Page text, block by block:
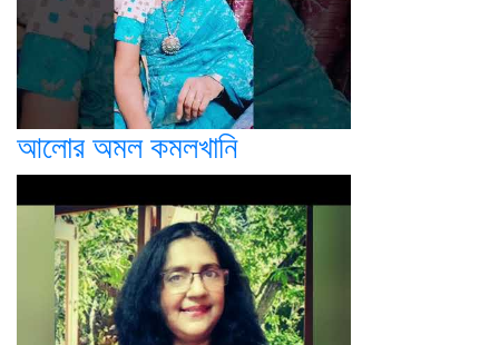
আলোর অমল কমলখানি